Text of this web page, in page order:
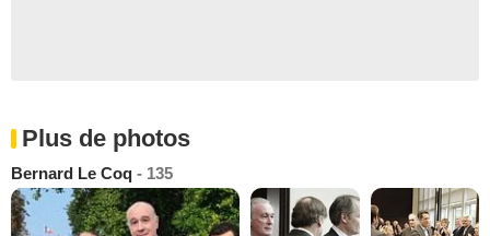
Plus de photos
Bernard Le Coq - 135